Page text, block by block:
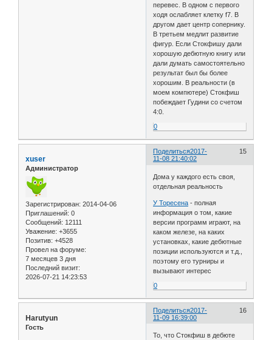
перевес. В одном с первого
ходя ослабляет клетку f7. В
другом дает центр сопернику.
В третьем медлит развитие
фигур. Если Стокфишу дали
хорошую дебютную книгу или
дали думать самостоятельно
результат был бы более
хорошим. В реальности (в
моем компютере) Стокфиш
побеждает Гудини со счетом
4:0.
0
Поделиться 15
2017-
11-08 21:40:02
xuser
Администратор
Зарегистрирован: 2014-04-06
Приглашений: 0
Сообщений: 12111
Уважение: +3655
Позитив: +4528
Провел на форуме:
7 месяцев 3 дня
Последний визит:
2026-07-21 14:23:53
Дома у каждого есть своя,
отдельная реальность
У Торесена - полная
информация о том, какие
версии программ играют, на
каком железе, на каких
установках, какие дебютные
позиции используются и т.д.,
поэтому его турниры и
вызывают интерес
0
Поделиться 16
2017-
11-09 16:39:00
Harutyun
Гость
То, что Стокфиш в дебюте